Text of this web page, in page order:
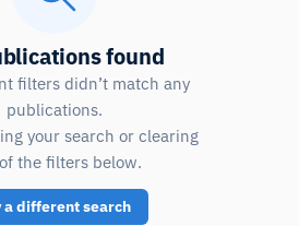
found
filters didn’t match any
publications.
your search or clearing
the filters below.
a different search